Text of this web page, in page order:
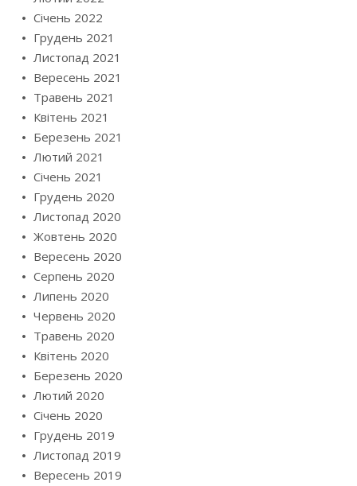
Січень 2022
Грудень 2021
Листопад 2021
Вересень 2021
Травень 2021
Квітень 2021
Березень 2021
Лютий 2021
Січень 2021
Грудень 2020
Листопад 2020
Жовтень 2020
Вересень 2020
Серпень 2020
Липень 2020
Червень 2020
Травень 2020
Квітень 2020
Березень 2020
Лютий 2020
Січень 2020
Грудень 2019
Листопад 2019
Вересень 2019